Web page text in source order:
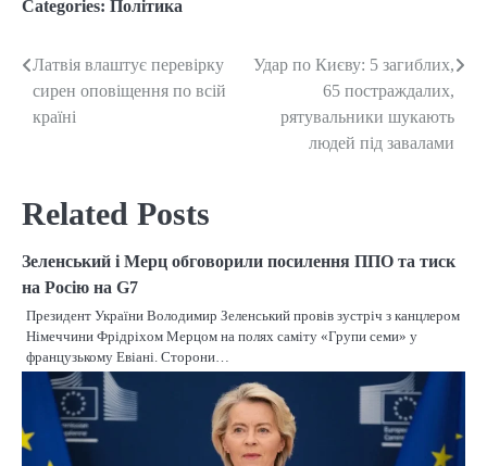
Categories: Політика
Post
navigation
Латвія влаштує перевірку
сирен оповіщення по всій
країні
Удар по Києву: 5 загиблих,
65 постраждалих,
рятувальники шукають
людей під завалами
Related Posts
Зеленський і Мерц обговорили посилення ППО та тиск
на Росію на G7
Президент України Володимир Зеленський провів зустріч з канцлером
Німеччини Фрідріхом Мерцом на полях саміту «Групи семи» у
французькому Евіані. Сторони…